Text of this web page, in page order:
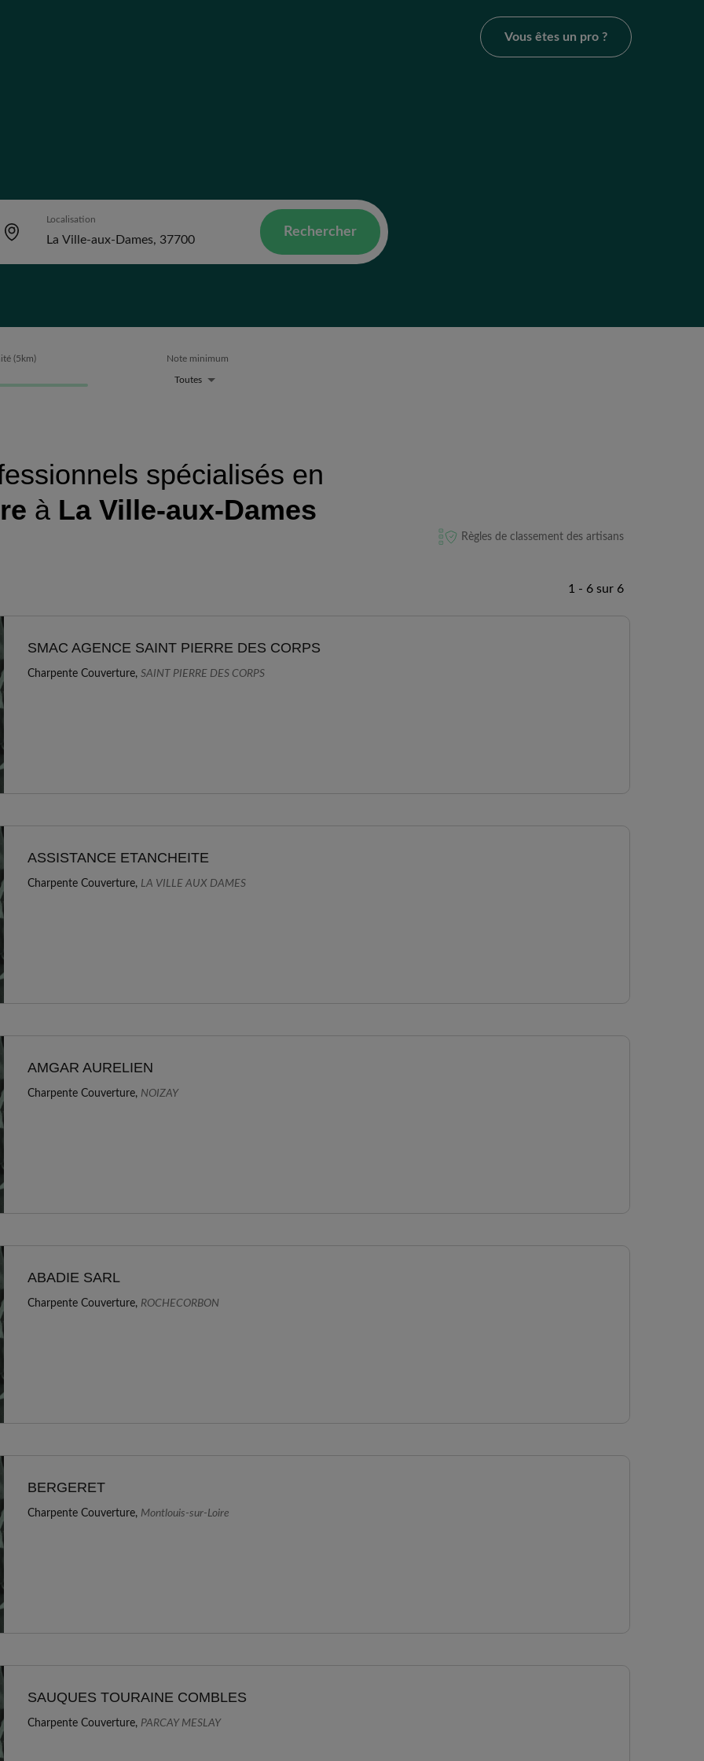
Vous êtes un pro ?
Localisation
Rechercher
(5 km) Note minimum
Toutes
spécialisés en
à La Ville-aux-Dames
Règles de classement des artisans
1 - 6 sur 6
SMAC AGENCE SAINT PIERRE DES CORPS
Charpente Couverture, SAINT PIERRE DES CORPS
ASSISTANCE ETANCHEITE
Charpente Couverture, LA VILLE AUX DAMES
AMGAR AURELIEN
Charpente Couverture, NOIZAY
ABADIE SARL
Charpente Couverture, ROCHECORBON
BERGERET
Charpente Couverture, Montlouis-sur-Loire
SAUQUES TOURAINE COMBLES
Charpente Couverture, PARCAY MESLAY